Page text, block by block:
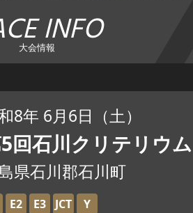
INFO
大会情報
8年 6月6日（土）
回石川クリテリウム
県石川郡石川町
E2 E3 JCT Y